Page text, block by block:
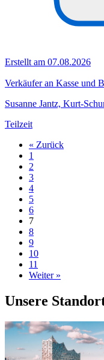
Erstellt am 07.08.2026
Verkäufer an Kasse und
Susanne Jantz, Kurt-
Teilzeit
« Zurück
1
2
3
4
5
6
7
8
9
10
11
Weiter »
Unsere